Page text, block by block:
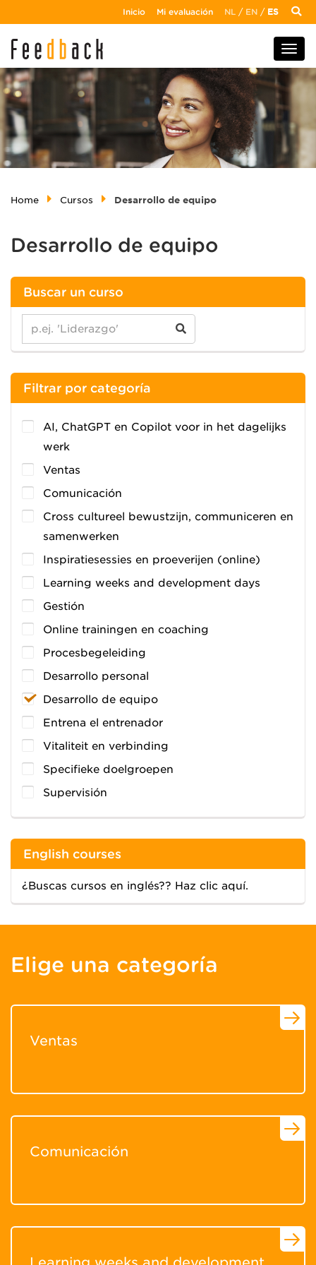
Inicio Mi evaluación NL / EN / ES
Home Cursos Desarrollo de equipo
Desarrollo de equipo
Buscar un curso
Filtrar por categoría
AI, ChatGPT en Copilot voor in het dagelijks
werk
Ventas
Comunicación
Cross cultureel bewustzijn, communiceren en
samenwerken
Inspiratiesessies en proeverijen (online)
Learning weeks and development days
Gestión
Online trainingen en coaching
Procesbegeleiding
Desarrollo personal
Desarrollo de equipo
Entrena el entrenador
Vitaliteit en verbinding
Specifieke doelgroepen
Supervisión
English courses
¿Buscas cursos en inglés?? Haz clic aquí.
Elige una categoría
Ventas
Comunicación